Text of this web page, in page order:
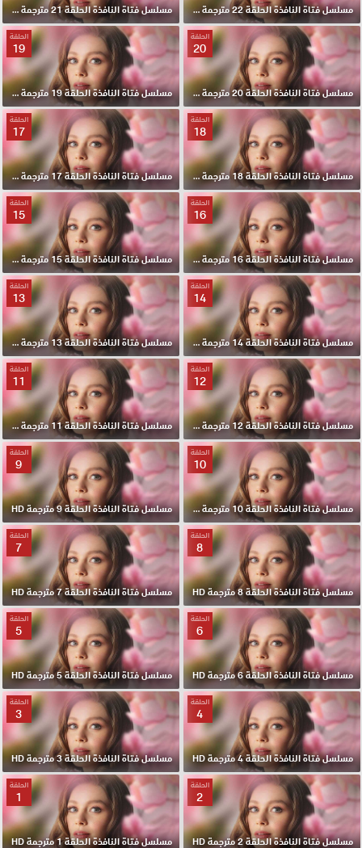
مسلسل فتاة النافذة الحلقة 22 مترجمة HD مسلسل فتاة النافذة الحلقة 21 مترجمة HD
الحلقة
20
مسلسل فتاة النافذة الحلقة 20 مترجمة HD
الحلقة
19
مسلسل فتاة النافذة الحلقة 19 مترجمة HD
الحلقة
18
مسلسل فتاة النافذة الحلقة 18 مترجمة HD
الحلقة
17
مسلسل فتاة النافذة الحلقة 17 مترجمة HD
الحلقة
16
مسلسل فتاة النافذة الحلقة 16 مترجمة HD
الحلقة
15
مسلسل فتاة النافذة الحلقة 15 مترجمة HD
الحلقة
14
مسلسل فتاة النافذة الحلقة 14 مترجمة HD
الحلقة
13
مسلسل فتاة النافذة الحلقة 13 مترجمة HD
الحلقة
12
مسلسل فتاة النافذة الحلقة 12 مترجمة HD
الحلقة
11
مسلسل فتاة النافذة الحلقة 11 مترجمة HD
الحلقة
10
مسلسل فتاة النافذة الحلقة 10 مترجمة HD
الحلقة
9
مسلسل فتاة النافذة الحلقة 9 مترجمة HD
الحلقة
8
مسلسل فتاة النافذة الحلقة 8 مترجمة HD
الحلقة
7
مسلسل فتاة النافذة الحلقة 7 مترجمة HD
الحلقة
6
مسلسل فتاة النافذة الحلقة 6 مترجمة HD
الحلقة
5
مسلسل فتاة النافذة الحلقة 5 مترجمة HD
الحلقة
4
مسلسل فتاة النافذة الحلقة 4 مترجمة HD
الحلقة
3
مسلسل فتاة النافذة الحلقة 3 مترجمة HD
الحلقة
2
مسلسل فتاة النافذة الحلقة 2 مترجمة HD
الحلقة
1
مسلسل فتاة النافذة الحلقة 1 مترجمة HD